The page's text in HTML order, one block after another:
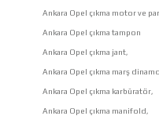
Ankara Opel çıkma motor ve
Ankara Opel çıkma tampon
Ankara Opel çıkma jant,
Ankara Opel çıkma marş
Ankara Opel çıkma karbüratör,
Ankara Opel çıkma manifold,